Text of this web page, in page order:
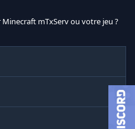
mTxServ ou votre jeu ?